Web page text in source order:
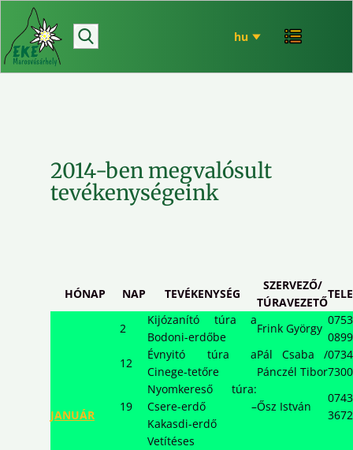
hírek
bemutatkozó
EKE történet
ökó
2014-ben megvalósult
tevékenységeink
HÓNAP NAP TEVÉKENYSÉG
SZERVEZŐ/
TÚRAVEZETŐ
JANUÁR
2
Kijózanító túra a
Bodoni-erdőbe
Frink György
12
Évnyitó túra a
Cinege-tetőre
Pál Csaba /
Pánczél Tibor
19
Nyomkereső túra:
Csere-erdő –
Kakasdi-erdő
Ősz István
Vetítéses